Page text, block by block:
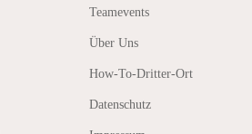
Teamevents
Über Uns
How-To-Dritter-Ort
Datenschutz